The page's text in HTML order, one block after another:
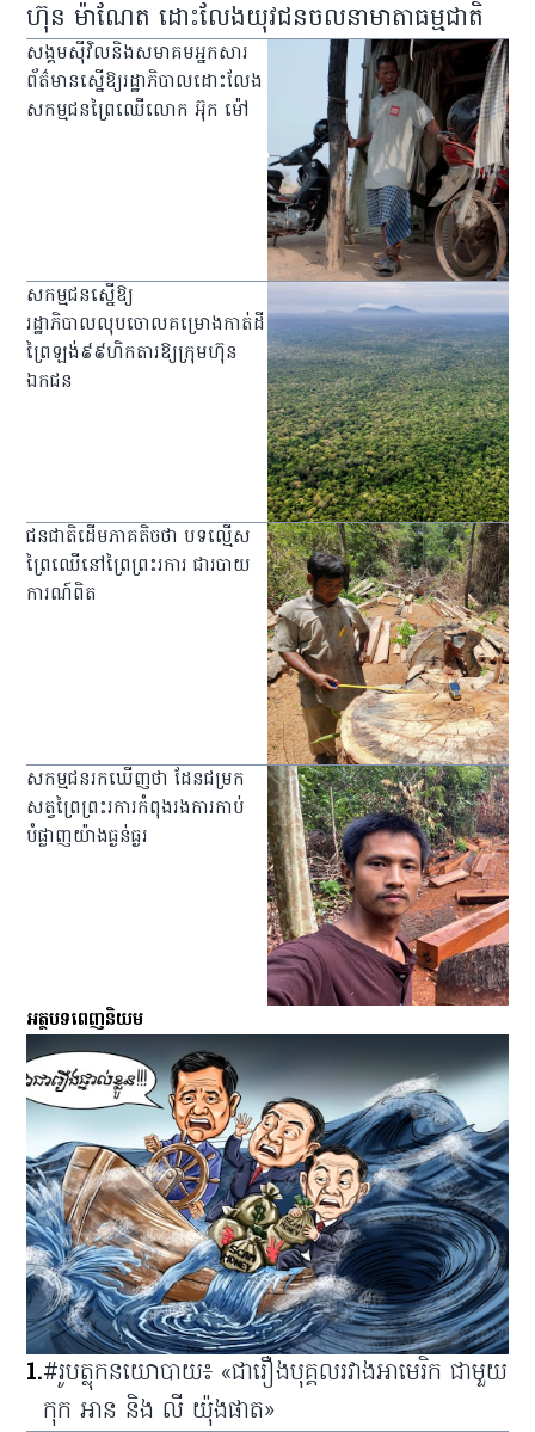
ហ៊ុន ម៉ាណែត ដោះលែងយុវជនចលនាមាតាធម្មជាតិ
សង្គមស៊ីវិលនិងសមាគមអ្នកសារ
ព័ត៌មានស្នើឱ្យរដ្ឋាភិបាលដោះលែង
សកម្មជនព្រៃឈើលោក អ៊ុក ម៉ៅ
សកម្មជនស្នើឱ្យ
រដ្ឋាភិបាលលុបចោលគម្រោងកាត់ដី
ព្រៃឡង់៩៩ហិកតារឱ្យក្រុមហ៊ុន
ឯកជន
ជនជាតិដើមភាគតិចថា បទល្មើស
ព្រៃឈើនៅព្រៃព្រះរការ ជារបាយ
ការណ៍ពិត
សកម្មជនរកឃើញថា ដែនជម្រក
សត្វព្រៃព្រះរការកំពុងរងការកាប់
បំផ្លាញយ៉ាងធ្ងន់ធ្ងរ
អត្ថបទពេញនិយម
1.#រូបត្លុកនយោបាយ៖ «ជារឿងបុគ្គលរវាងអាមេរិក ជាមួយ
កុក អាន និង លី យ៉ុងផាត»